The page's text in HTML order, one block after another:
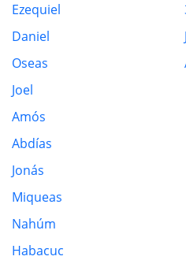
Ezequiel
Daniel
Oseas
Joel
Amós
Abdías
Jonás
Miqueas
Nahúm
Habacuc